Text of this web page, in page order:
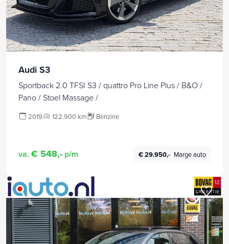
Audi S3
Sportback 2.0 TFSI S3 / quattro Pro Line Plus / B&O /
Pano / Stoel Massage /
2019 122.900 km Benzine
va. € 548,- p/m € 29.950,- Marge auto